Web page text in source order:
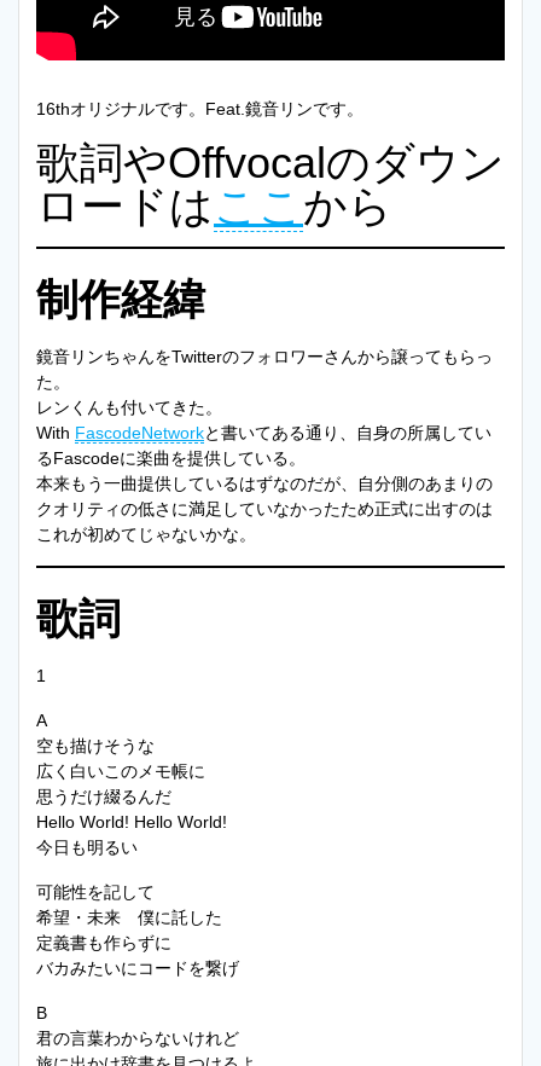
16thオリジナルです。Feat.鏡音リンです。
歌詞やOffvocalのダウン
ロードはここ から
制作経緯
鏡音リンちゃんをTwitterのフォロワーさんから譲ってもらっ
た。
レンくんも付いてきた。
With FascodeNetworkと書いてある通り、自身の所属してい
るFascodeに楽曲を提供している。
本来もう一曲提供しているはずなのだが、自分側のあまりの
クオリティの低さに満足していなかったため正式に出すのは
これが初めてじゃないかな。
歌詞
1
A
空も描けそうな
広く白いこのメモ帳に
思うだけ綴るんだ
Hello World! Hello World!
今日も明るい
可能性を記して
希望・未来 僕に託した
定義書も作らずに
バカみたいにコードを繋げ
B
君の言葉わからないけれど